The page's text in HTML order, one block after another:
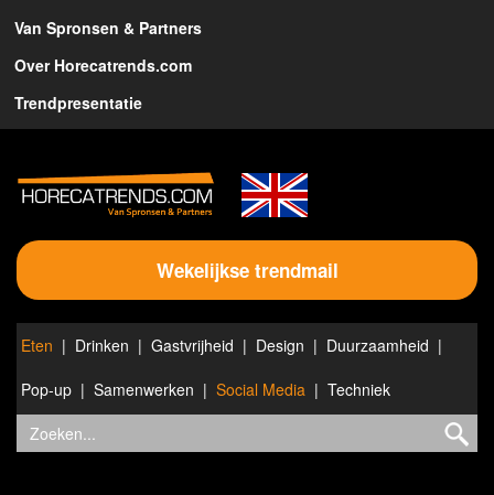
Van Spronsen & Partners
Over Horecatrends.com
Trendpresentatie
Wekelijkse trendmail
Eten Drinken Gastvrijheid Design
Duurzaamheid
Pop-up
Samenwerken Social Media Techniek